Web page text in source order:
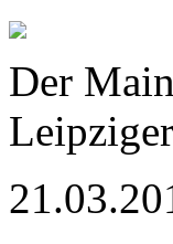
Der